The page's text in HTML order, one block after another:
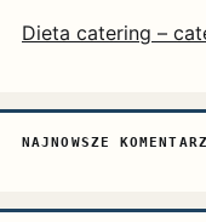
Dieta catering –
NAJNOWSZE